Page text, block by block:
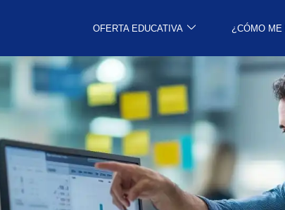
OFERTA EDUCATIVA ¿CÓMO ME